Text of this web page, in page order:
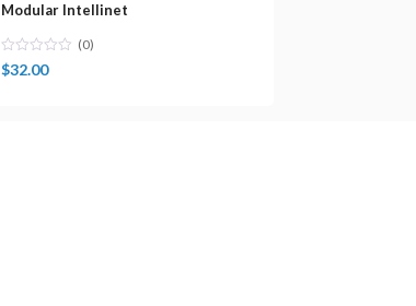
Modular Intellinet
(0)
$32.00